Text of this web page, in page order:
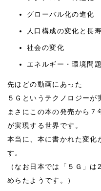
グローバル化の進化
人口構成の変化と長
社会の変化
エネルギー・環境問
先ほどの動画にあった
５Ｇというテクノロジーが
まさにこの本の発売から７
が実現する世界です。
本当に、本に書かれた変化
す。
（なお日本では「５Ｇ」
めらたようです。）